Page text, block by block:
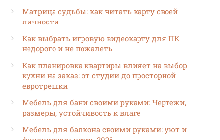
Матрица судьбы: как читать карту своей
личности
Как выбрать игровую видеокарту для ПК
недорого и не пожалеть
Как планировка квартиры влияет на выбор
кухни на заказ: от студии до просторной
евротрешки
Мебель для бани своими руками: Чертежи,
размеры, устойчивость к влаге
Мебель для балкона своими руками: уют и